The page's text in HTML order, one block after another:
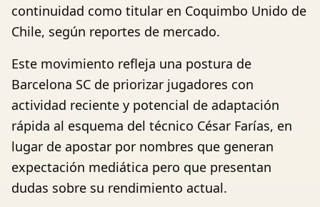
continuidad como titular en Coquimbo Unido de
Chile, según reportes de mercado.
Este movimiento refleja una postura de
Barcelona SC de priorizar jugadores con
actividad reciente y potencial de adaptación
rápida al esquema del técnico César Farías, en
lugar de apostar por nombres que generan
expectación mediática pero que presentan
dudas sobre su rendimiento actual.